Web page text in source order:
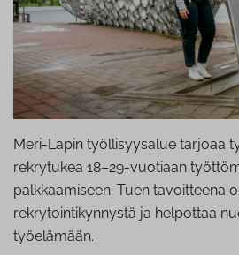
Meri-Lapin työllisyysalue tarjoaa
rekrytukea 18–29-vuotiaan
palkkaamiseen. Tuen tavoitteena
rekrytointikynnystä ja helpottaa
työelämään.